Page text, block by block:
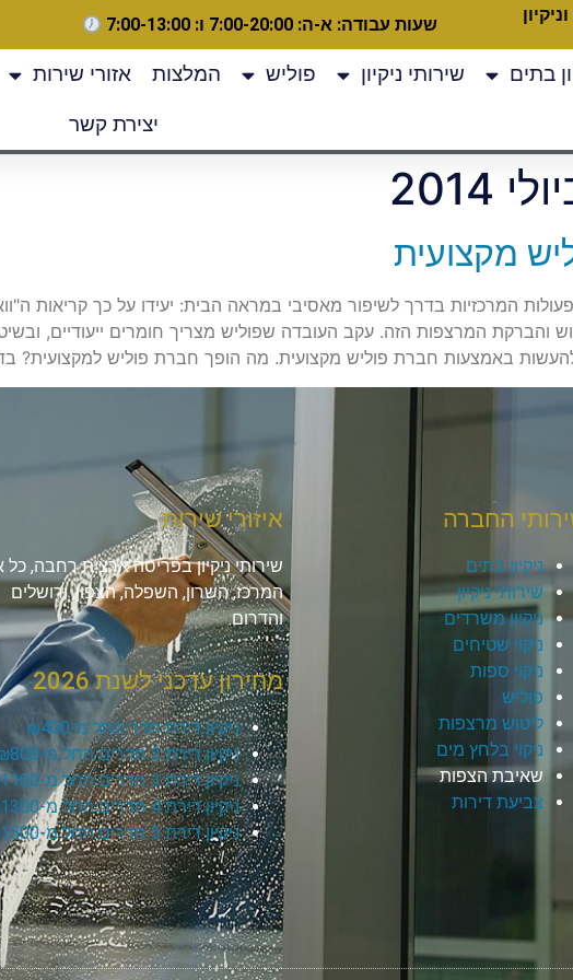
שעות עבודה: א-ה: 7:00-20:00 ו: 7:00-13:00
בתים שירותי ניקיון פוליש המלצות אזורי שירות
יצירת קשר
מקצועית
המרכזיות בדרך לשיפור מאסיבי במראה הבית: יעידו על כך קריאות
והברקת המרצפות הזה. עקב העובדה שפוליש מצריך חומרים ייעודיים,
באמצעות חברת פוליש מקצועית. מה הופך חברת פוליש למקצועית?
החברה
ניקיון בתים
שירותי ניקיון
ניקיון משרדים
ניקוי שטיחים
ניקוי ספות
פוליש
ליטוש מרצפות
ניקוי בלחץ מים
שאיבת הצפות
צביעת דירות
איזורי שירות
שירותי ניקיון בפריסה ארצית רחבה, כל
המרכז, השרון, השפלה, הצפון, ירושלים
והדרום.
מחירון עדכני לשנת 2026
ניקיון דירת חדר החל מ-₪400
ניקיון דירת 2 חדרים החל מ-₪800
ניקיון דירת 3 חדרים החל מ-₪1100
ניקיון דירת 4 חדרים החל מ-₪1300
ניקיון דירת 5 חדרים החל מ-₪1500